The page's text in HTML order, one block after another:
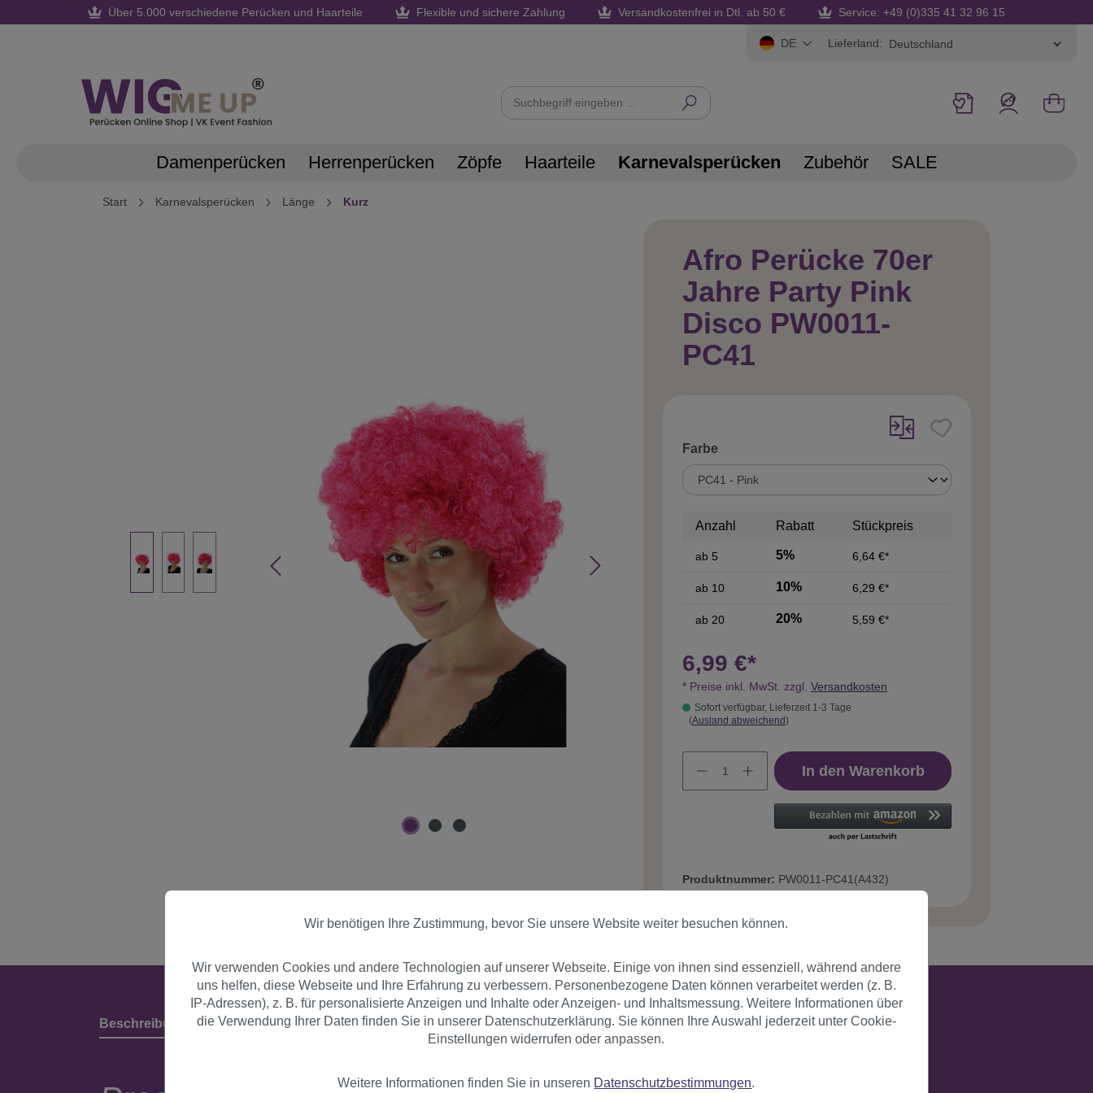
Zur Hauptnavigation springen
Über 5.000 verschiedene Perücken und Haarteile Flexible und sichere Zahlung Versandkostenfrei in Dtl. ab 50 € Service: +49 (0)335 41 32 96 15
DE Lieferland:
Damenperücken Herrenperücken Zöpfe Haarteile Karnevalsperücken Zubehör SALE
Start Karnevalsperücken Länge Kurz
Afro Perücke 70er
Jahre Party Pink
Disco PW0011-
PC41
Farbeauswählen
Anzahl Rabatt Stückpreis
ab 5 5% 6,64 €*
ab 10 10% 6,29 €*
ab 20 20% 5,59 €*
6,99 €*
* Preise inkl. MwSt. zzgl. Versandkosten
Sofort verfügbar, Lieferzeit 1-3 Tage
(Ausland abweichend)
In den Warenkorb
Produktnummer: PW0011-PC41(A432)
Beschreibung Produktdetails & Hersteller Bewertungen
Wir benötigen Ihre Zustimmung, bevor Sie unsere Website weiter besuchen können.
Wir verwenden Cookies und andere Technologien auf unserer Webseite. Einige von ihnen sind essenziell, während andere
uns helfen, diese Webseite und Ihre Erfahrung zu verbessern. Personenbezogene Daten können verarbeitet werden (z. B.
IP-Adressen), z. B. für personalisierte Anzeigen und Inhalte oder Anzeigen- und Inhaltsmessung. Weitere Informationen über
die Verwendung Ihrer Daten finden Sie in unserer Datenschutzerklärung. Sie können Ihre Auswahl jederzeit unter Cookie-
Einstellungen widerrufen oder anpassen.
Weitere Informationen finden Sie in unseren Datenschutzbestimmungen.